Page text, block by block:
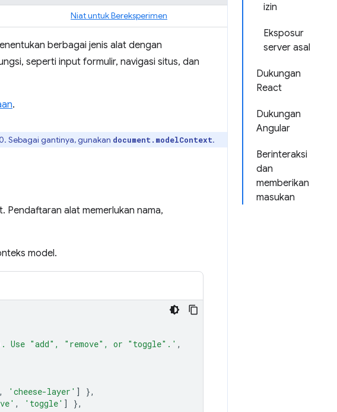
izin
Eksposur
server asal
Dukungan
React
Dukungan
Angular
Berinteraksi
dan
memberikan
masukan
Niat untuk Bereksperimen
berbagai jenis alat dengan
seperti input formulir, navigasi situs, dan
.
Sebagai gantinya, gunakan document.modelContext.
Pendaftaran alat memerlukan nama,
model.
Use "add", "remove", or "toggle".' ,
, 'cheese-layer' ]
},
, 'toggle' ]
},